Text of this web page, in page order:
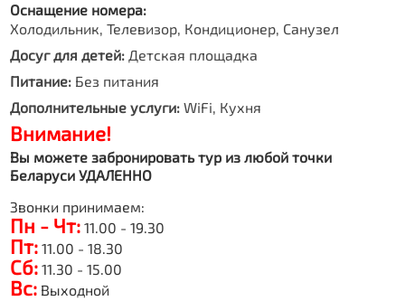
Оснащение номера:
Холодильник, Телевизор, Кондиционер, Санузел
Досуг для детей: Детская площадка
Питание: Без питания
Дополнительные услуги: WiFi, Кухня
Внимание!
Вы можете забронировать тур из любой точки
Беларуси УДАЛЕННО
Звонки принимаем:
Пн - Чт: 11.00 - 19.30
Пт: 11.00 - 18.30
Сб: 11.30 - 15.00
Вс: Выходной